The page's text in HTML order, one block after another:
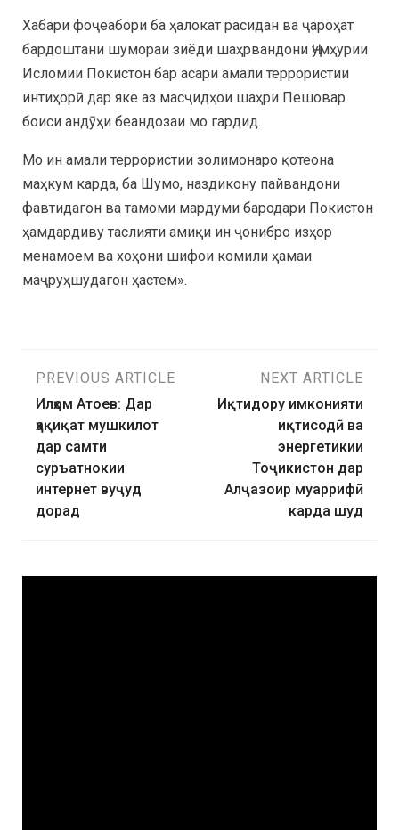
Хабари фоҷеабори ба ҳалокат расидан ва ҷароҳат
бардоштани шумораи зиёди шаҳрвандони Ҷумҳурии
Исломии Покистон бар асари амали террористии
интиҳорӣ дар яке аз масҷидҳои шаҳри Пешовар
боиси андӯҳи беандозаи мо гардид.
Мо ин амали террористии золимонаро қотеона
маҳкум карда, ба Шумо, наздикону пайвандони
фавтидагон ва тамоми мардуми бародари Покистон
ҳамдардиву таслияти амиқи ин ҷонибро изҳор
менамоем ва хоҳони шифои комили ҳамаи
маҷруҳшудагон ҳастем».
PREVIOUS ARTICLE
Илҳом Атоев: Дар
ҳақиқат мушкилот
дар самти
суръатнокии
интернет вуҷуд
дорад
NEXT ARTICLE
Иқтидору имконияти
иқтисодӣ ва
энергетикии
Тоҷикистон дар
Алҷазоир муаррифӣ
карда шуд